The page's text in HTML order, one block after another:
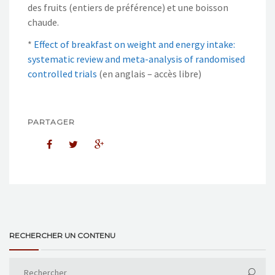
des fruits (entiers de préférence) et une boisson
chaude.
* Effect of breakfast on weight and energy intake:
systematic review and meta-analysis of randomised
controlled trials (en anglais – accès libre)
PARTAGER
RECHERCHER UN CONTENU